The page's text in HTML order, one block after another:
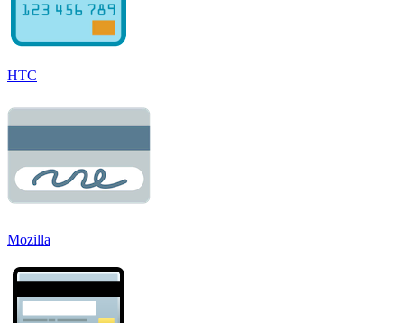
HTC
Mozilla